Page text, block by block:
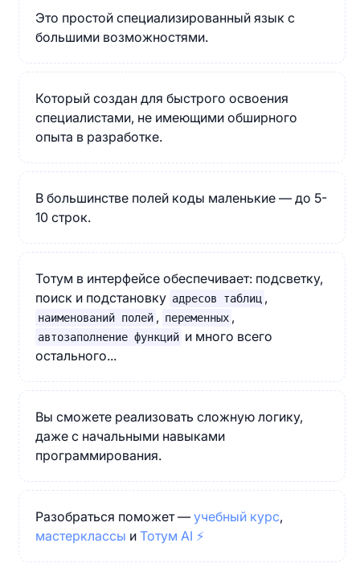
Это простой специализированный язык с
большими возможностями.
Который создан для быстрого освоения
специалистами, не имеющими обширного
опыта в разработке.
В большинстве полей коды маленькие — до 5-
10 строк.
Тотум в интерфейсе обеспечивает: подсветку,
поиск и подстановку адресов таблиц ,
наименований полей , переменных ,
автозаполнение функций и много всего
остального...
Вы сможете реализовать сложную логику,
даже с начальными навыками
программирования.
Разобраться поможет — учебный курс,
мастерклассы и Тотум AI ⚡